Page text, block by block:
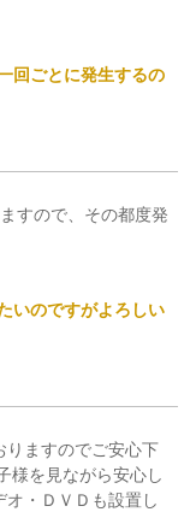
回ごとに発生するの
すので、その都度発
いのですがよろしい
りますのでご安心下
様を見ながら安心し
・ＤＶＤも設置し